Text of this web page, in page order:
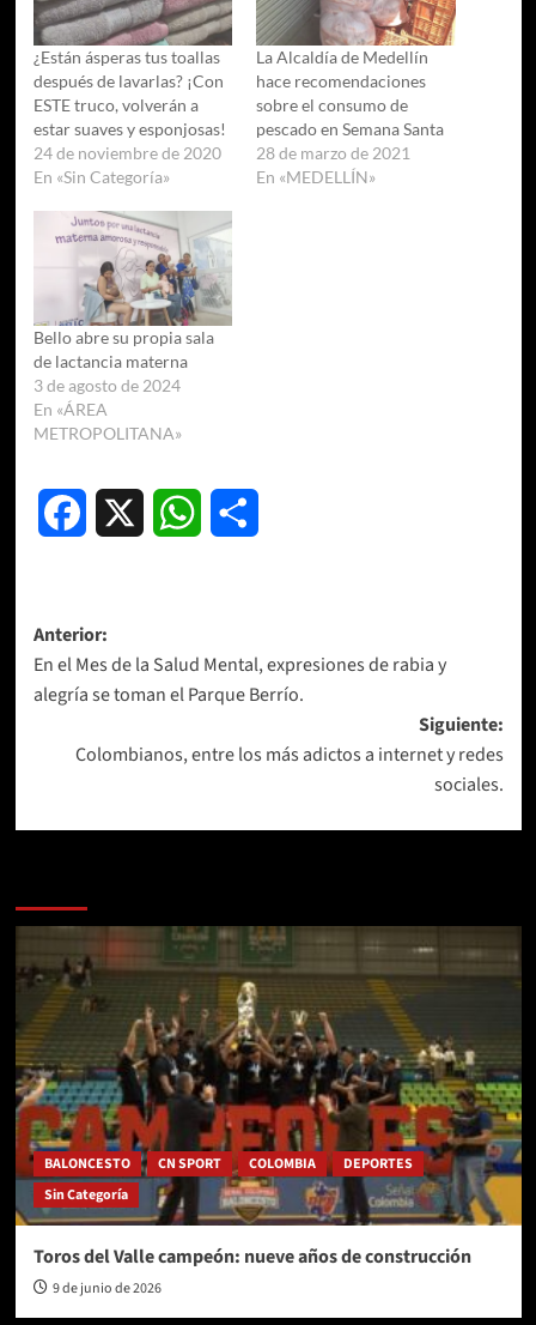
¿Están ásperas tus toallas
después de lavarlas? ¡Con
ESTE truco, volverán a
estar suaves y esponjosas!
24 de noviembre de 2020
En «Sin Categoría»
La Alcaldía de Medellín
hace recomendaciones
sobre el consumo de
pescado en Semana Santa
28 de marzo de 2021
En «MEDELLÍN»
Bello abre su propia sala
de lactancia materna
3 de agosto de 2024
En «ÁREA
METROPOLITANA»
Facebook WhatsApp
Navegación
de
entradas
Anterior:
En el Mes de la Salud Mental, expresiones de rabia y
alegría se toman el Parque Berrío.
Siguiente:
Colombianos, entre los más adictos a internet y redes
sociales.
BALONCESTO CN SPORT COLOMBIA
DEPORTES
Sin Categoría
Toros del Valle campeón: nueve años de construcción
9 de junio de 2026